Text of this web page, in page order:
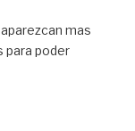
mas
para poder